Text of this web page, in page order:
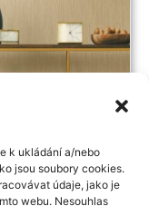
k ukládání a/nebo
jsou soubory cookies.
údaje, jako je
webu. Nesouhlas